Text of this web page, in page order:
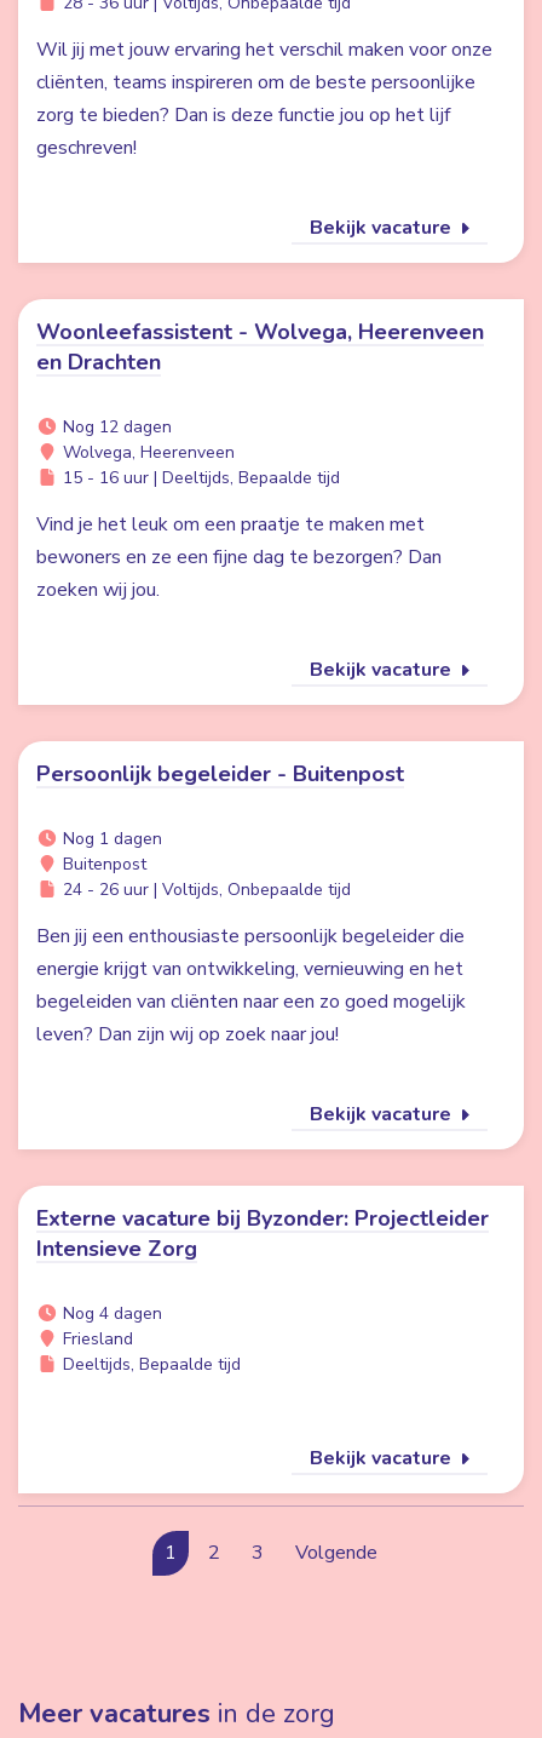
Wil jij met jouw ervaring het verschil maken voor onze
cliënten, teams inspireren om de beste persoonlijke
zorg te bieden? Dan is deze functie jou op het lijf
geschreven!
Bekijk vacature
Woonleefassistent - Wolvega, Heerenveen
en Drachten
Nog 12 dagen
Wolvega, Heerenveen
15 - 16 uur | Deeltijds, Bepaalde tijd
Vind je het leuk om een praatje te maken met
bewoners en ze een fijne dag te bezorgen? Dan
zoeken wij jou.
Bekijk vacature
Persoonlijk begeleider - Buitenpost
Nog 1 dagen
Buitenpost
24 - 26 uur | Voltijds, Onbepaalde tijd
Ben jij een enthousiaste persoonlijk begeleider die
energie krijgt van ontwikkeling, vernieuwing en het
begeleiden van cliënten naar een zo goed mogelijk
leven? Dan zijn wij op zoek naar jou!
Bekijk vacature
Externe vacature bij Byzonder: Projectleider
Intensieve Zorg
Nog 4 dagen
Friesland
Deeltijds, Bepaalde tijd
Bekijk vacature
1 2 3 Volgende
Meer vacatures in de zorg